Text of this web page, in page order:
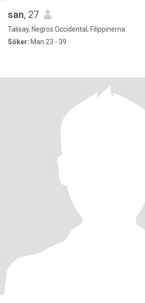
san, 27
Talisay, Negros Occidental, Filippinerna
Söker: Man 23 - 39